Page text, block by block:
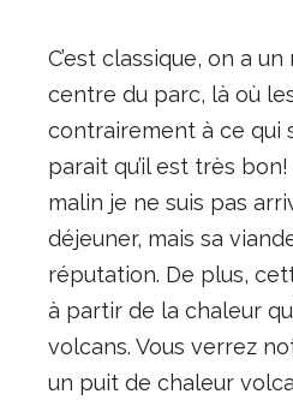
C’est classique, on a
centre du parc, là où
contrairement à ce qui
parait qu’il est très
malin je ne suis pas
déjeuner, mais sa
réputation. De plus,
à partir de la chaleur
volcans. Vous verrez
un puit de chaleur